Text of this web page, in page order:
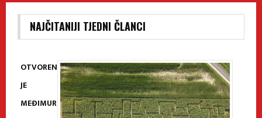
NAJČITANIJI TJEDNI ČLANCI
OTVOREN
JE
MEĐIMUR